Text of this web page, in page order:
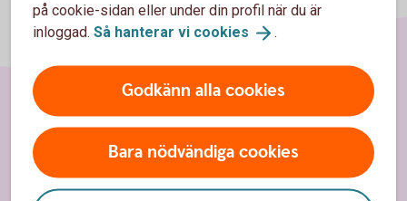
på cookie-sidan eller under din profil när du är
inloggad. Så hanterar vi cookies .
Godkänn alla cookies
Bara nödvändiga cookies
Sidfot
Hitta snabbt
Bli kund